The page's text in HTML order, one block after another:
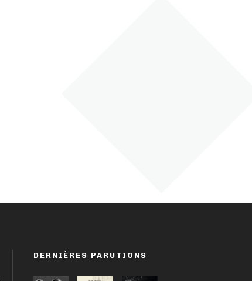
DERNIÈRES PARUTIONS